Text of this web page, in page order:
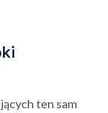
ten sam